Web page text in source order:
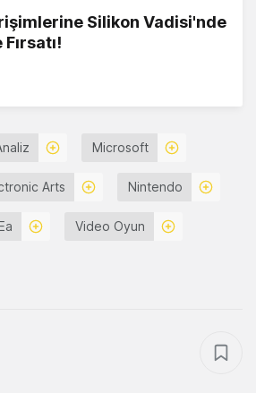
Silikon Vadisi'nde
Microsoft
Arts Nintendo
Video Oyun